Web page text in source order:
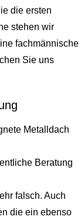
die ersten
stehen wir
fachmännische
Sie uns
Metalldach
Beratung
falsch. Auch
die ein ebenso